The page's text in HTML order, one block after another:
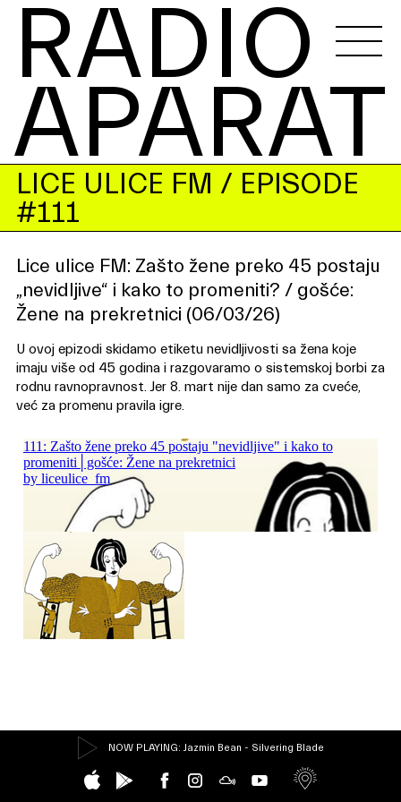
RADIO
APARAT
LICE ULICE FM / EPISODE
#111
Lice ulice FM: Zašto žene preko 45 postaju
„nevidljive“ i kako to promeniti? / gošće:
Žene na prekretnici (06/03/26)
U ovoj epizodi skidamo etiketu nevidljivosti sa žena koje
imaju više od 45 godina i razgovaramo o sistemskoj borbi za
rodnu ravnopravnost. Jer 8. mart nije dan samo za cveće,
već za promenu pravila igre.
NOW PLAYING: Jazmin Bean - Silvering Blade